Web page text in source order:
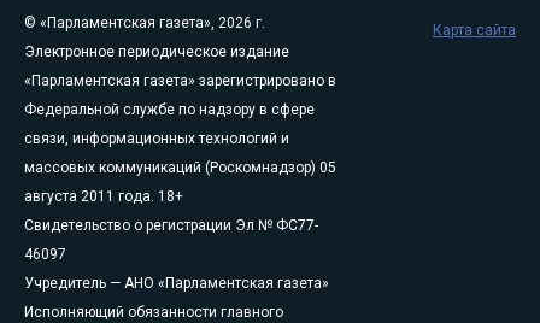
© «Парламентская газета», 2026 г.
Электронное периодическое издание
«Парламентская газета» зарегистрировано в
Федеральной службе по надзору в сфере
связи, информационных технологий и
массовых коммуникаций (Роскомнадзор) 05
августа 2011 года. 18+
Свидетельство о регистрации Эл № ФС77-
46097
Учредитель — АНО «Парламентская газета»
Исполняющий обязанности главного
Карта сайта